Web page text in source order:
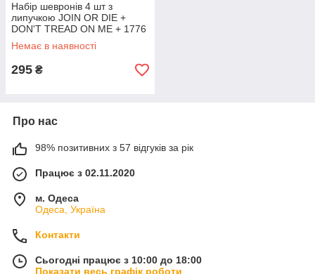
Набір шевронів 4 шт з
липучкою JOIN OR DIE +
DON'T TREAD ON ME + 1776
+ Прапор США 5х8 см,
вишитий патч нашивка
Немає в наявності
295 ₴
Про нас
98% позитивних з 57 відгуків за рік
Працює з 02.11.2020
м. Одеса
Одеса, Україна
Контакти
Сьогодні працює з 10:00 до 18:00
Показати весь графік роботи